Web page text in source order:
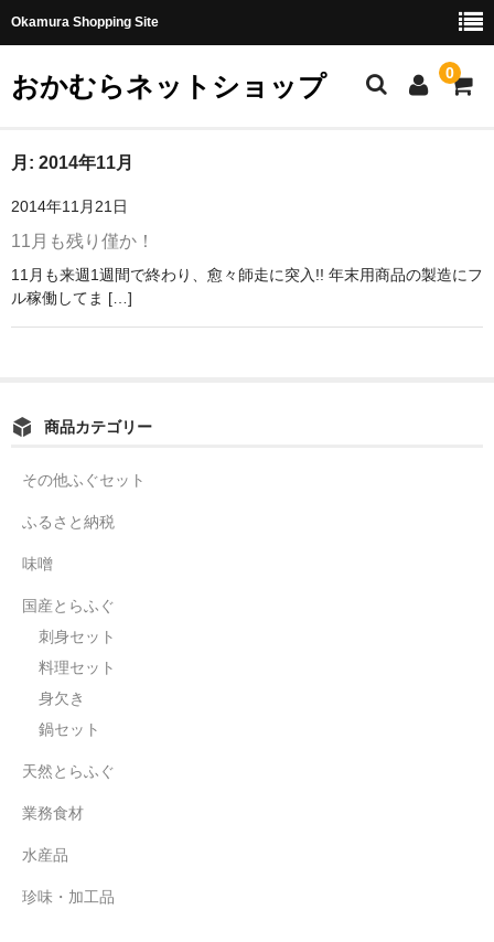
Okamura Shopping Site
おかむらネットショップ 0
商品
社長日記
味噌
珍味・加工品
料理セット
刺身セット
鍋セット
身欠き
特定商取引法に基づく表示
月: 2014年11月
2014年11月21日
11月も残り僅か！
11月も来週1週間で終わり、愈々師走に突入!! 年末用商品の製造にフ
ル稼働してま […]
商品カテゴリー
その他ふぐセット
ふるさと納税
味噌
国産とらふぐ
刺身セット
料理セット
身欠き
鍋セット
天然とらふぐ
業務食材
水産品
珍味・加工品